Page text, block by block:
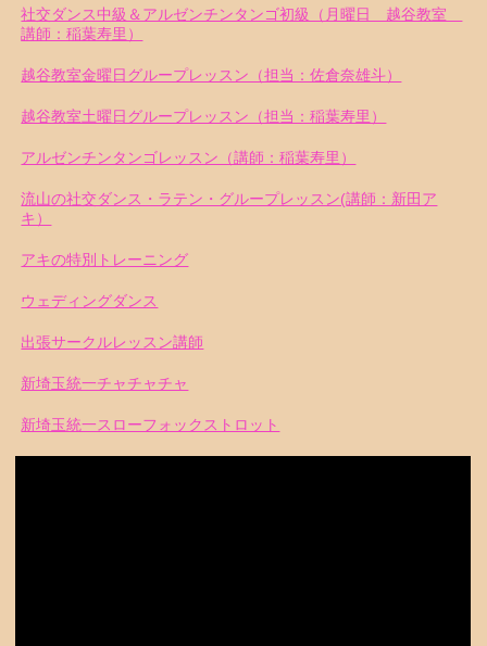
社交ダンス中級＆アルゼンチンタンゴ初級（月曜日 越谷教室
講師：稲葉寿里）
越谷教室金曜日グループレッスン（担当：佐倉奈雄斗）
越谷教室土曜日グループレッスン（担当：稲葉寿里）
アルゼンチンタンゴレッスン（講師：稲葉寿里）
流山の社交ダンス・ラテン・グループレッスン(講師：新田ア
キ）
アキの特別トレーニング
ウェディングダンス
出張サークルレッスン講師
新埼玉統一チャチャチャ
新埼玉統一スローフォックストロット